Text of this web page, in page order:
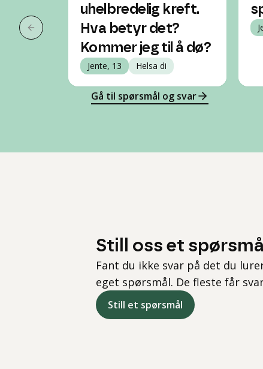
Forrige slide
uhelbredelig kreft.
Hva betyr det?
Kommer jeg til å dø?
Jente, 13 Helsa di
Gå til spørsmål og svar
Still oss et spørsmål
Fant du ikke svar på det du
eget spørsmål. De fleste får
Still et spørsmål